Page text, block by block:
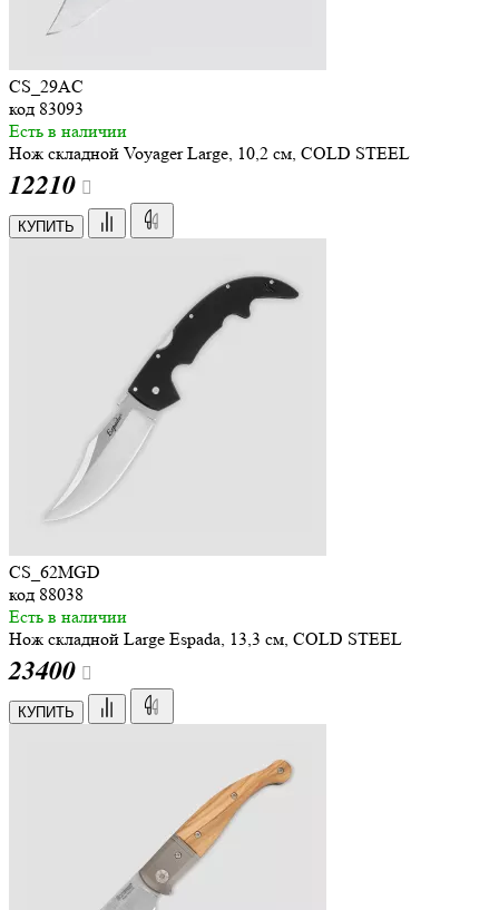
CS_29AC
код 83093
Есть в наличии
Нож складной Voyager Large, 10,2 см, COLD STEEL
12210
КУПИТЬ
CS_62MGD
код 88038
Есть в наличии
Нож складной Large Espada, 13,3 см, COLD STEEL
23400
КУПИТЬ